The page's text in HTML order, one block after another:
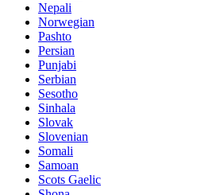
Nepali
Norwegian
Pashto
Persian
Punjabi
Serbian
Sesotho
Sinhala
Slovak
Slovenian
Somali
Samoan
Scots Gaelic